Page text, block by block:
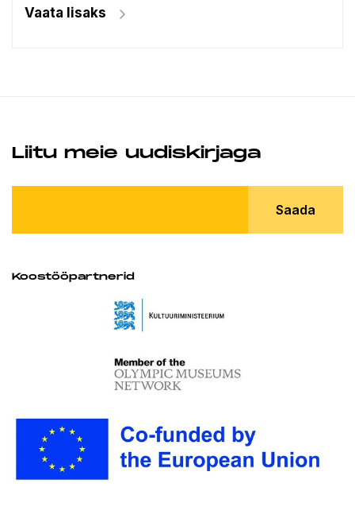
Vaata lisaks
Liitu meie uudiskirjaga
Saada
Koostööpartnerid